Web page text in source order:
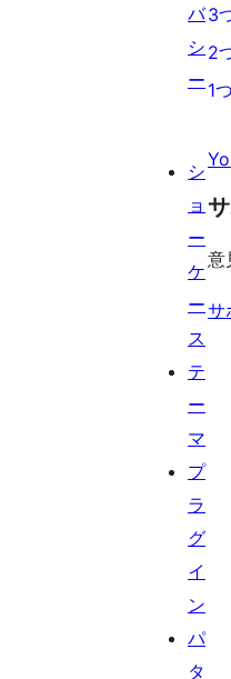
星
レ
ビ
ー
4-
星
レ
ュ
ー
0
3-
星
ビ
ュ
3
2-
レ
ビ
ー
2
星
レ
ュ
ー
1
意
サ
バ
シ
ー
シ
ョ
ー
ケ
ー
ス
テ
ー
マ
プ
ラ
グ
イ
ン
パ
タ